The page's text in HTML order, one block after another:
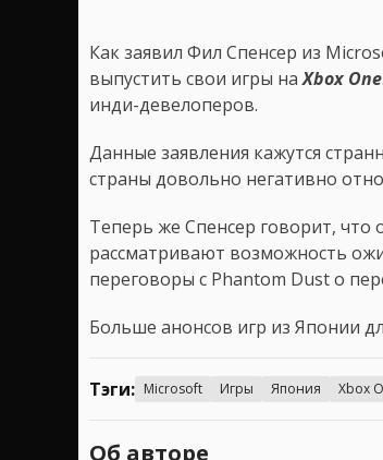
Как заявил Фил Спенсер из
выпустить свои игры наXbox One
инди-девелоперов.
Данные заявления кажутся
страны довольно негативно
Теперь же Спенсер говорит,
рассматривают возможность
переговоры с Phantom Dust о
Больше анонсов игр из Японии
Тэги: Microsoft Игры Япония Xbox
Об авторе